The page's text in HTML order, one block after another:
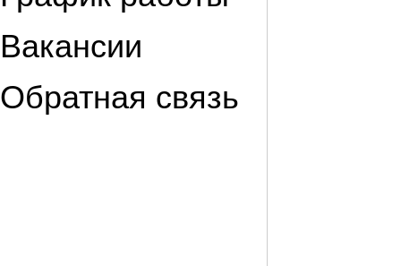
Вакансии
Обратная связь